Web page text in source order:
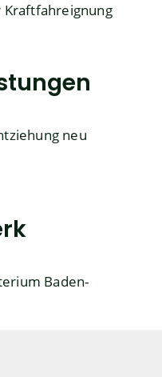
Kraftfahreignung
neu
Baden-